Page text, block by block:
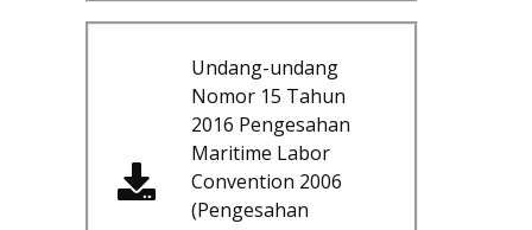
Undang-undang
Nomor 15 Tahun
2016 Pengesahan
Maritime Labor
Convention 2006
(Pengesahan